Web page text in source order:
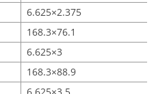
6.625×2.375
168.3×76.1
6.625×3
168.3×88.9